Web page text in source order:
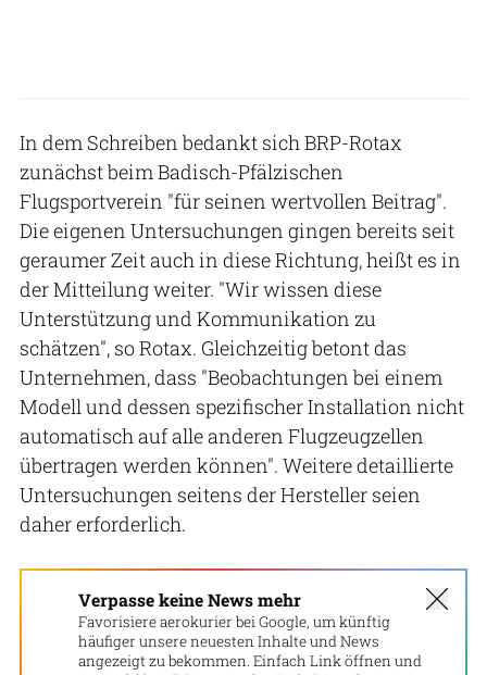
In dem Schreiben bedankt sich BRP-Rotax
zunächst beim Badisch-Pfälzischen
Flugsportverein "für seinen wertvollen Beitrag".
Die eigenen Untersuchungen gingen bereits seit
geraumer Zeit auch in diese Richtung, heißt es in
der Mitteilung weiter. "Wir wissen diese
Unterstützung und Kommunikation zu
schätzen", so Rotax. Gleichzeitig betont das
Unternehmen, dass "Beobachtungen bei einem
Modell und dessen spezifischer Installation nicht
automatisch auf alle anderen Flugzeugzellen
übertragen werden können". Weitere detaillierte
Untersuchungen seitens der Hersteller seien
daher erforderlich.
Verpasse keine News mehr
Favorisiere aerokurier bei Google, um künftig
häufiger unsere neuesten Inhalte und News
angezeigt zu bekommen. Einfach Link öffnen und